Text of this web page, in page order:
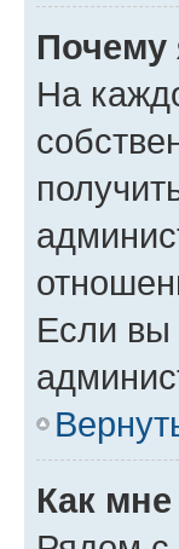
Почему
На
Если вы
Как